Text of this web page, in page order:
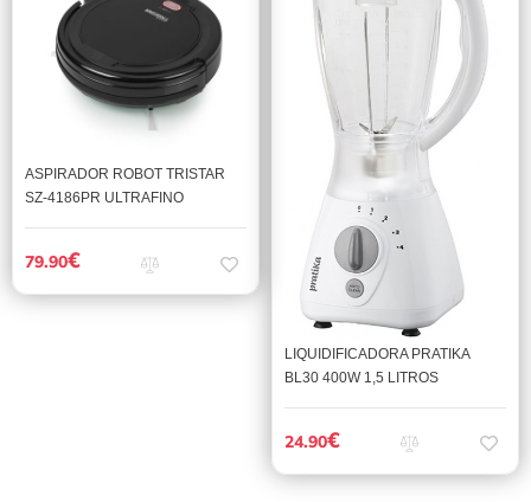
ASPIRADOR ROBOT TRISTAR
SZ-4186PR ULTRAFINO
79.90€
LIQUIDIFICADORA PRATIKA
BL30 400W 1,5 LITROS
24.90€